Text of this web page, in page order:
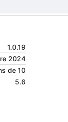
1.0.19
2024
de 10
5.6